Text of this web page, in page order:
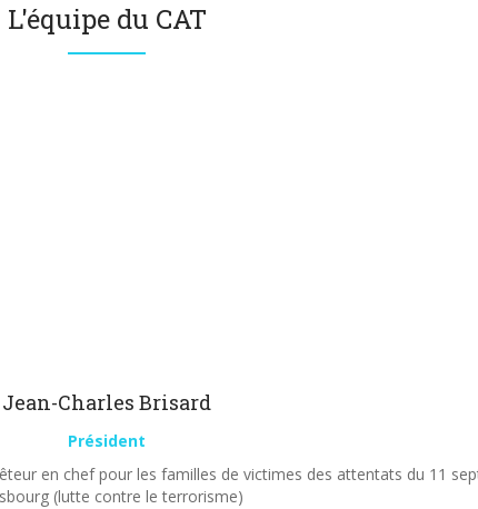
L'équipe du CAT
Jean-Charles Brisard
Président
en chef pour les familles de victimes des attentats du 11
(lutte contre le terrorisme)